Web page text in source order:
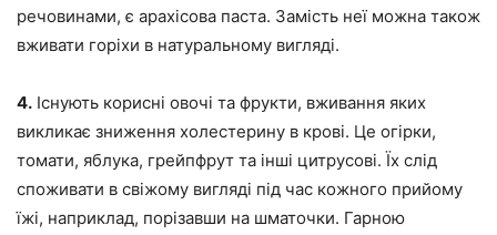
речовинами, є арахісова паста. Замість неї можна також
вживати горіхи в натуральному вигляді.
4. Існують корисні овочі та фрукти, вживання яких
викликає зниження холестерину в крові. Це огірки,
томати, яблука, грейпфрут та інші цитрусові. Їх слід
споживати в свіжому вигляді під час кожного прийому
їжі, наприклад, порізавши на шматочки. Гарною